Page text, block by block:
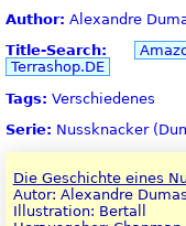
Author: Alexandre
Title-Search:
Terrashop.DE
Tags: Verschiedenes
Serie: Nussknacker
Die Geschichte eines
Autor: Alexandre
Illustration: Bertall